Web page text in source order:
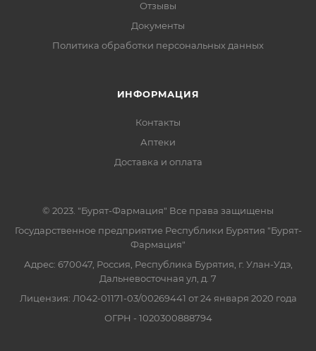
Отзывы
Документы
Политика обработки персональных данных
ИНФОРМАЦИЯ
Контакты
Аптеки
Доставка и оплата
© 2023. "Бурят-Фармация" Все права защищены
Государственное предприятие Республики Бурятия "Бурят-
Фармация"
Адрес: 670047, Россия, Республика Бурятия, г. Улан-Удэ,
Дальневосточная ул, д. 7
Лицензия: Л042-01171-03/00269441 от 24 января 2020 года
ОГРН - 1020300888794